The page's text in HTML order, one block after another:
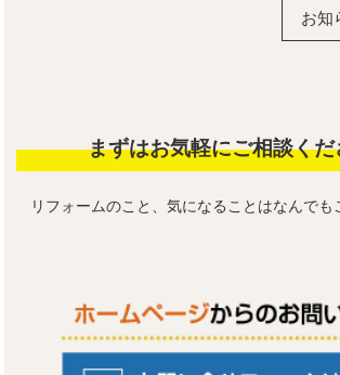
お知
まずはお気軽にご相談く
リフォームのこと、気になることはなんでも